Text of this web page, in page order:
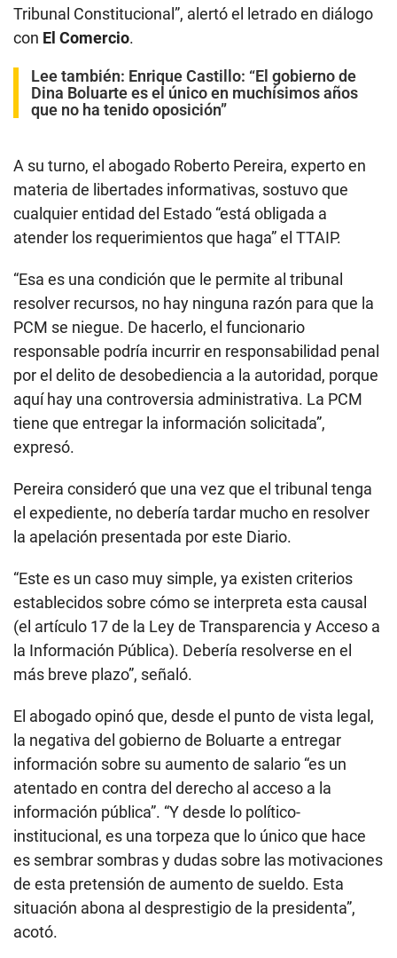
Tribunal Constitucional”, alertó el letrado en diálogo
con El Comercio.
Lee también: Enrique Castillo: “El gobierno de
Dina Boluarte es el único en muchísimos años
que no ha tenido oposición”
A su turno, el abogado Roberto Pereira, experto en
materia de libertades informativas, sostuvo que
cualquier entidad del Estado “está obligada a
atender los requerimientos que haga” el TTAIP.
“Esa es una condición que le permite al tribunal
resolver recursos, no hay ninguna razón para que la
PCM se niegue. De hacerlo, el funcionario
responsable podría incurrir en responsabilidad penal
por el delito de desobediencia a la autoridad, porque
aquí hay una controversia administrativa. La PCM
tiene que entregar la información solicitada”,
expresó.
Pereira consideró que una vez que el tribunal tenga
el expediente, no debería tardar mucho en resolver
la apelación presentada por este Diario.
“Este es un caso muy simple, ya existen criterios
establecidos sobre cómo se interpreta esta causal
(el artículo 17 de la Ley de Transparencia y Acceso a
la Información Pública). Debería resolverse en el
más breve plazo”, señaló.
El abogado opinó que, desde el punto de vista legal,
la negativa del gobierno de Boluarte a entregar
información sobre su aumento de salario “es un
atentado en contra del derecho al acceso a la
información pública”. “Y desde lo político-
institucional, es una torpeza que lo único que hace
es sembrar sombras y dudas sobre las motivaciones
de esta pretensión de aumento de sueldo. Esta
situación abona al desprestigio de la presidenta”,
acotó.